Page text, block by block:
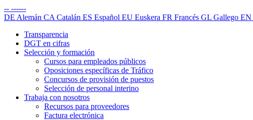
-- ------
DE Alemán CA Catalán ES Español EU Euskera FR Francés GL Gallego EN
Transparencia
DGT en cifras
Selección y formación
Cursos para empleados públicos
Oposiciones específicas de Tráfico
Concursos de provisión de puestos
Selección de personal interino
Trabaja con nosotros
Recursos para proveedores
Factura electrónica